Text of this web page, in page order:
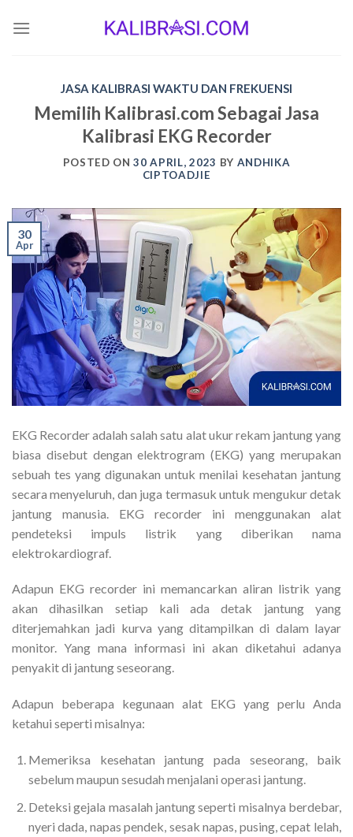
JASA KALIBRASI WAKTU DAN FREKUENSI
Memilih Kalibrasi.com Sebagai Jasa
Kalibrasi EKG Recorder
POSTED ON30 APRIL, 2023 BY ANDHIKA
CIPTOADJIE
30
Apr
EKG Recorder adalah salah satu alat ukur rekam jantung yang
biasa disebut dengan elektrogram (EKG) yang merupakan
sebuah tes yang digunakan untuk menilai kesehatan jantung
secara menyeluruh, dan juga termasuk untuk mengukur detak
jantung manusia. EKG recorder ini menggunakan alat
pendeteksi impuls listrik yang diberikan nama
elektrokardiograf.
Adapun EKG recorder ini memancarkan aliran listrik yang
akan dihasilkan setiap kali ada detak jantung yang
diterjemahkan jadi kurva yang ditampilkan di dalam layar
monitor. Yang mana informasi ini akan diketahui adanya
penyakit di jantung seseorang.
Adapun beberapa kegunaan alat EKG yang perlu Anda
ketahui seperti misalnya:
Memeriksa kesehatan jantung pada seseorang, baik
sebelum maupun sesudah menjalani operasi jantung.
Deteksi gejala masalah jantung seperti misalnya berdebar,
nyeri dada, napas pendek, sesak napas, pusing, cepat lelah,